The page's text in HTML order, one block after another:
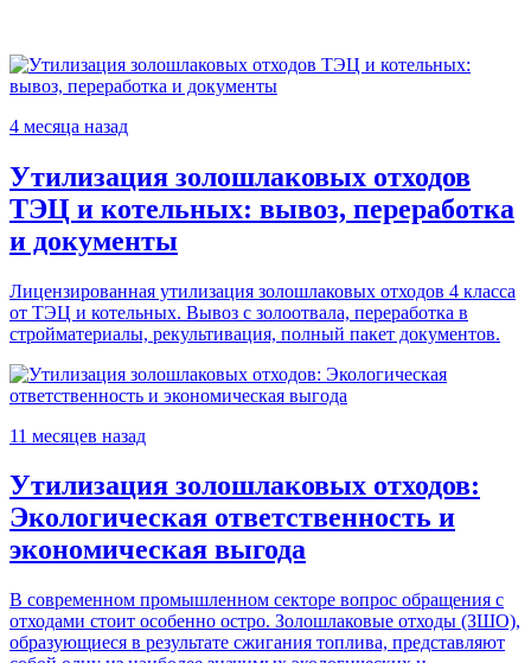
4 месяца назад
Утилизация золошлаковых отходов
ТЭЦ и котельных: вывоз, переработка
и документы
Лицензированная утилизация золошлаковых отходов 4 класса
от ТЭЦ и котельных. Вывоз с золоотвала, переработка в
стройматериалы, рекультивация, полный пакет документов.
11 месяцев назад
Утилизация золошлаковых отходов:
Экологическая ответственность и
экономическая выгода
В современном промышленном секторе вопрос обращения с
отходами стоит особенно остро. Золошлаковые отходы (ЗШО),
образующиеся в результате сжигания топлива, представляют